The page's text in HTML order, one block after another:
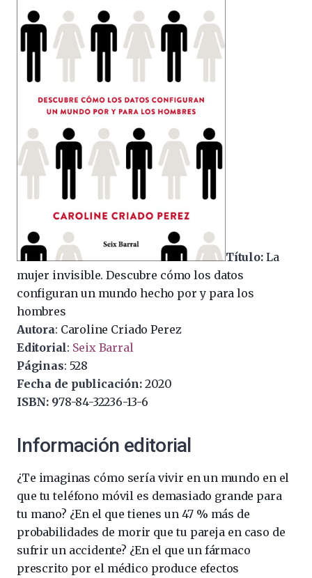
Título:La
mujer invisible. Descubre cómo los datos
configuran un mundo hecho por y para los
hombres
Autora: Caroline Criado Perez
Editorial: Seix Barral
Páginas: 528
Fecha de publicación:2020
ISBN: 978-84-32236-13-6
Información editorial
¿Te imaginas cómo sería vivir en un mundo en el
que tu teléfono móvil es demasiado grande para
tu mano? ¿En el que tienes un 47 % más de
probabilidades de morir que tu pareja en caso de
sufrir un accidente? ¿En el que un fármaco
prescrito por el médico produce efectos